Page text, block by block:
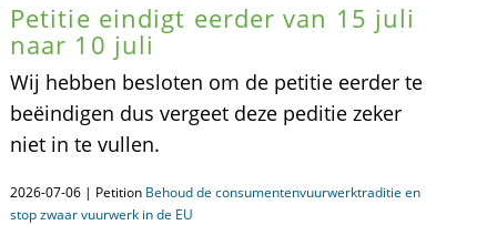
Petitie eindigt eerder van 15 juli
naar 10 juli
Wij hebben besloten om de petitie eerder te
beëindigen dus vergeet deze peditie zeker
niet in te vullen.
2026-07-06 | Petition Behoud de consumentenvuurwerktraditie en
stop zwaar vuurwerk in de EU